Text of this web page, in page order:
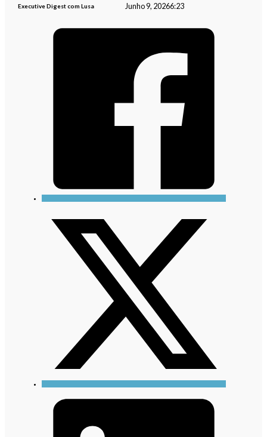
Executive Digest com Lusa Junho 9, 20266:23